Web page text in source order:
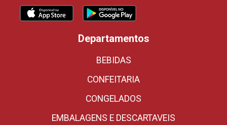
Departamentos
BEBIDAS
CONFEITARIA
CONGELADOS
EMBALAGENS E DESCARTAVEIS